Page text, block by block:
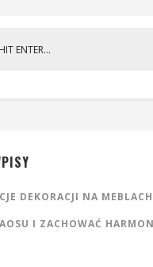
DEKORACJI NA
I ZACHOWAĆ